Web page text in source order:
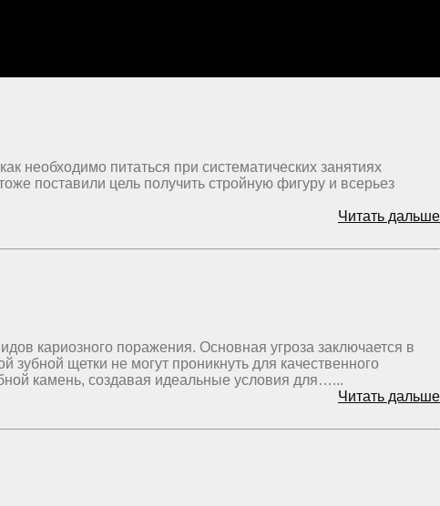
необходимо питаться при систематических занятиях
поставили цель получить стройную фигуру и всерьез
Читать дальше
кариозного поражения. Основная угроза заключается в
щетки не могут проникнуть для качественного
камень, создавая идеальные условия для…...
Читать дальше